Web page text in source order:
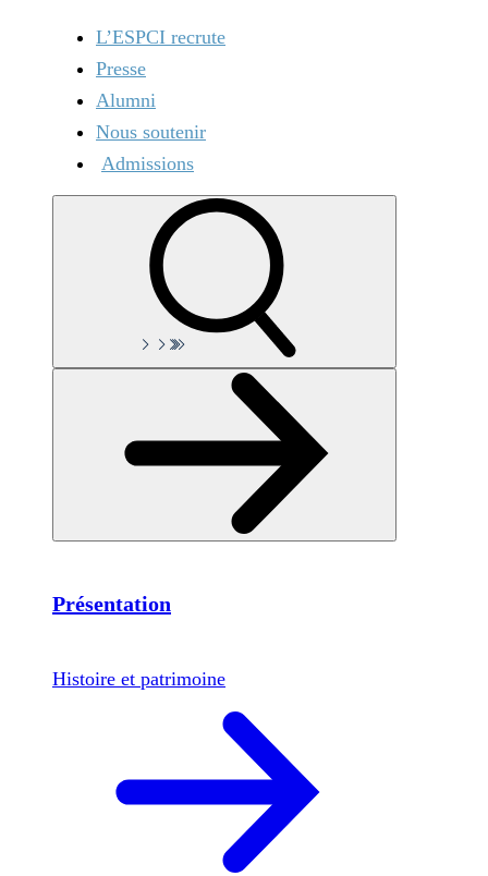
L’ESPCI recrute
Presse
Alumni
Nous soutenir
Admissions
Présentation
Histoire et patrimoine